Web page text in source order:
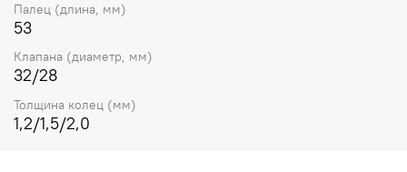
Палец (длина, мм)
53
Клапана (диаметр, мм)
32/28
Толщина колец (мм)
1,2/1,5/2,0